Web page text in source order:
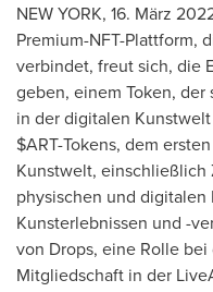
NEW YORK, 16. März
Premium-NFT-Plattform,
verbindet, freut sich, die
geben, einem Token,
in der digitalen
$ART-Tokens, dem
Kunstwelt, einschließlich
physischen und digitalen
Kunsterlebnissen und -
von Drops, eine Rolle
Mitgliedschaft in der